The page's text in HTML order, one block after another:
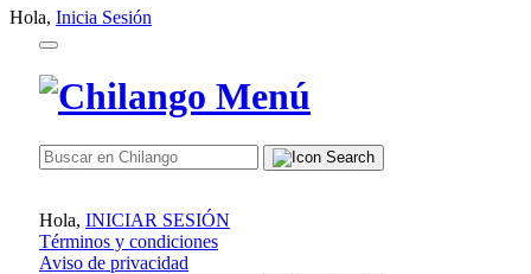
Hola, Inicia Sesión
Hola, INICIAR SESIÓN
Términos y condiciones
Aviso de privacidad